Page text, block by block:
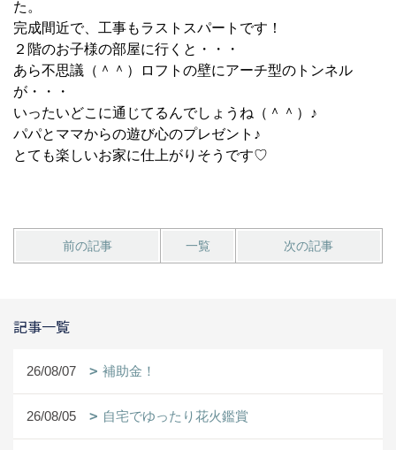
た。
完成間近で、工事もラストスパートです！
２階のお子様の部屋に行くと・・・
あら不思議（＾＾）ロフトの壁にアーチ型のトンネル
が・・・
いったいどこに通じてるんでしょうね（＾＾）♪
パパとママからの遊び心のプレゼント♪
とても楽しいお家に仕上がりそうです♡
前の記事 一覧 次の記事
記事一覧
26/08/07 補助金！
26/08/05 自宅でゆったり花火鑑賞